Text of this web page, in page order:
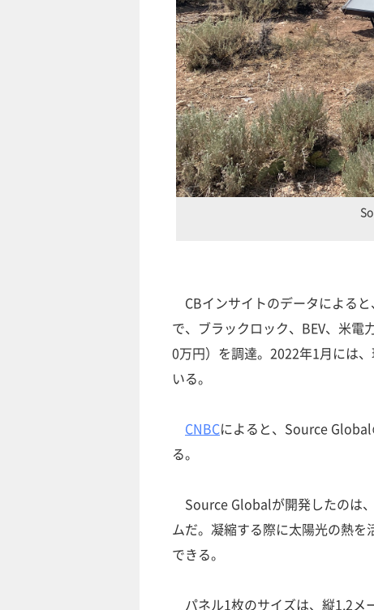
CBインサイトのデータによる
で、ブラックロック、BEV、米
0万円）を調達。2022年1月には
いる。
CNBCによると、Source
る。
Source Globalが開発したのは
ムだ。凝縮する際に太陽光の熱
できる。
パネル1枚のサイズは、縦1.2メ